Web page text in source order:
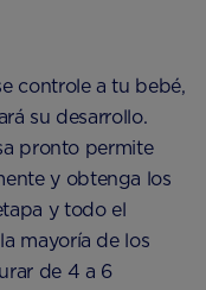
controle a tu bebé,
su desarrollo.
pronto permite
y obtenga los
y todo el
mayoría de los
de 4 a 6